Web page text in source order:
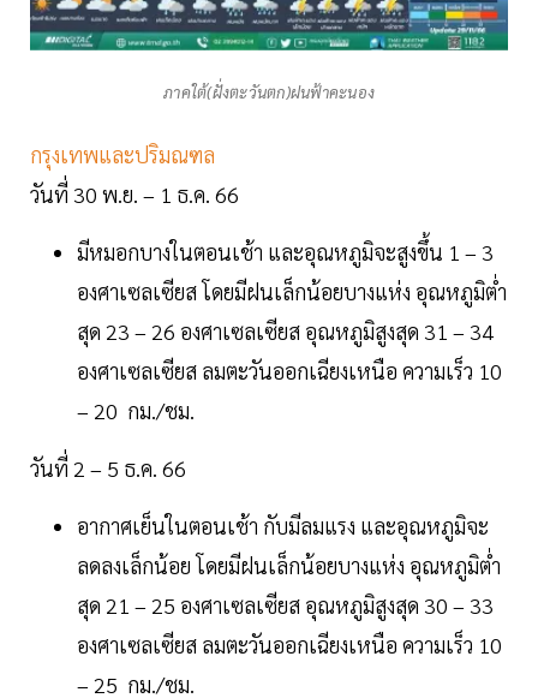
ภาคใต้(ฝั่งตะวันตก)ฝนฟ้าคะนอง
กรุงเทพและปริมณฑล
วันที่ 30 พ.ย. – 1 ธ.ค. 66
มีหมอกบางในตอนเช้า และอุณหภูมิจะสูงขึ้น 1 – 3
องศาเซลเซียส โดยมีฝนเล็กน้อยบางแห่ง อุณหภูมิต่ำ
สุด 23 – 26 องศาเซลเซียส อุณหภูมิสูงสุด 31 – 34
องศาเซลเซียส ลมตะวันออกเฉียงเหนือ ความเร็ว 10
– 20 กม./ชม.
วันที่ 2 – 5 ธ.ค. 66
อากาศเย็นในตอนเช้า กับมีลมแรง และอุณหภูมิจะ
ลดลงเล็กน้อย โดยมีฝนเล็กน้อยบางแห่ง อุณหภูมิต่ำ
สุด 21 – 25 องศาเซลเซียส อุณหภูมิสูงสุด 30 – 33
องศาเซลเซียส ลมตะวันออกเฉียงเหนือ ความเร็ว 10
– 25 กม./ชม.